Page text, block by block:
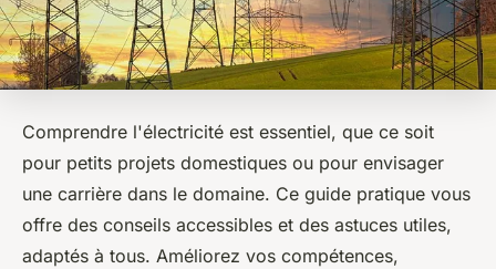
Comprendre l'électricité est essentiel, que ce soit
pour petits projets domestiques ou pour envisager
une carrière dans le domaine. Ce guide pratique vous
offre des conseils accessibles et des astuces utiles,
adaptés à tous. Améliorez vos compétences,